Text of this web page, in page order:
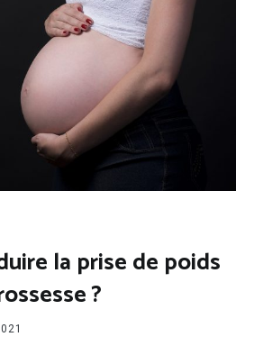
la prise de poids
?